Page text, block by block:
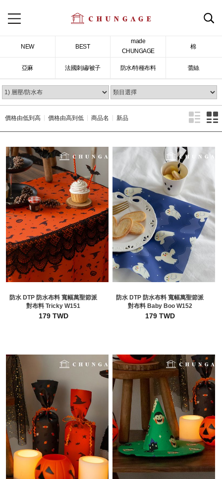
NEW BEST
made
CHUNGAGE
棉
亞麻 法國刺繡/被子 防水/特種布料 蕾絲
價格由低到高 價格由高到低 商品名 新品
防水 DTP 防水布料 寬幅萬聖節派
對布料 Tricky W151
179 TWD
防水 DTP 防水布料 寬幅萬聖節派
對布料 Baby Boo W152
179 TWD